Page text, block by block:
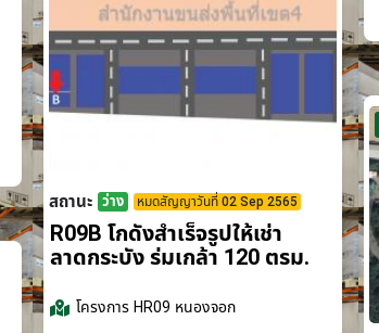
สถานะ ว่าง หมดสัญญาวันที่ 02 Sep 2565
R09B โกดังสำเร็จรูปให้เช่า
ลาดกระบัง​ ร่มเกล้า 120 ตรม.
โครงการHR09 หนองจอก